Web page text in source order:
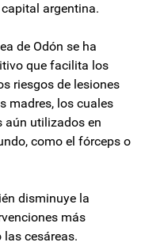
argentina.
de Odón se ha
que facilita los
riesgos de lesiones
madres, los cuales
aún utilizados en
como el fórceps o
disminuye la
más
cesáreas.